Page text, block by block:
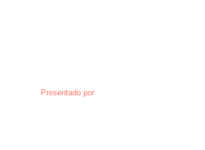
Presentado por